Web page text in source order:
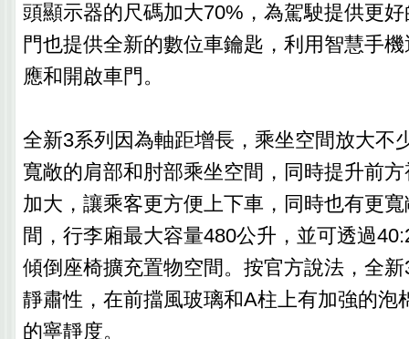
頭顯示器的尺碼加大70%，為駕駛提供更
門也提供全新的數位車鑰匙，利用智慧手
應和開啟車門。
全新3系列因為軸距增長，乘坐空間放大不
寬敞的肩部和肘部乘坐空間，同時提升前
加大，讓乘客更方便上下車，同時也有更
間，行李廂最大容量480公升，並可透過
傾倒座椅擴充置物空間。按官方說法，全
靜肅性，在前擋風玻璃和A柱上有加強的泡
的寧靜度。